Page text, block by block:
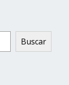
Buscar